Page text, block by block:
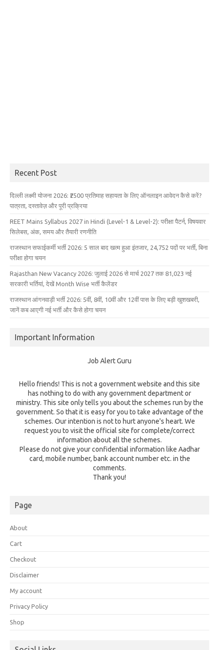
Recent Post
दिल्ली लक्ष्मी योजना 2026: ₹2500 प्रतिमाह सहायता के लिए ऑनलाइन आवेदन कैसे करें?
पात्रता, दस्तावेज़ और पूरी प्रक्रिया
REET Mains Syllabus 2027 in Hindi (Level-1 & Level-2): परीक्षा पैटर्न, विषयवार
सिलेबस, अंक, समय और तैयारी रणनीति
राजस्थान सफाईकर्मी भर्ती 2026: 5 साल बाद खत्म हुआ इंतजार, 24,752 पदों पर भर्ती, बिना
परीक्षा होगा चयन
Rajasthan New Vacancy 2026: जुलाई 2026 से मार्च 2027 तक 81,023 नई
सरकारी भर्तियां, देखें Month Wise भर्ती कैलेंडर
राजस्थान आंगनवाड़ी भर्ती 2026: 5वीं, 8वीं, 10वीं और 12वीं पास के लिए बड़ी खुशखबरी,
जानें कब आएगी नई भर्ती और कैसे होगा चयन
Important Information
Job Alert Guru
Hello friends! This is not a government website and this site
has nothing to do with any government department or
ministry. This site only tells you about the schemes run by the
government. So that it is easy for you to take advantage of the
schemes. Our intention is not to hurt anyone's heart. We
request you to visit the official site for complete/correct
information about all the schemes.
Please do not give your confidential information like Aadhar
card, mobile number, bank account number etc. in the
comments.
Thank you!
Page
About
Cart
Checkout
Disclaimer
My account
Privacy Policy
Shop